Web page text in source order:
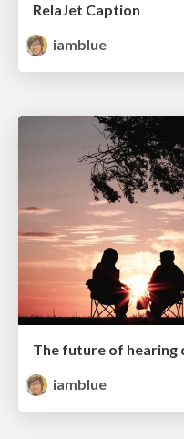
RelaJet Caption
iamblue
iamblue